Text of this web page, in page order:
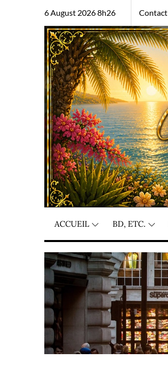
6 August 2026 8h26 Contact
ACCUEIL BD, ETC.